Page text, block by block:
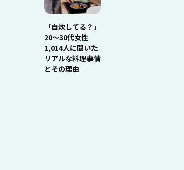
「自炊してる？」
20〜30代女性
1,014人に聞いた
リアルな料理事情
とその理由